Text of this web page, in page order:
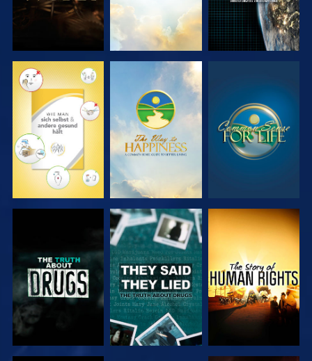
ANSEHEN ANSEHEN ANSEHEN
ANSEHEN ANSEHEN